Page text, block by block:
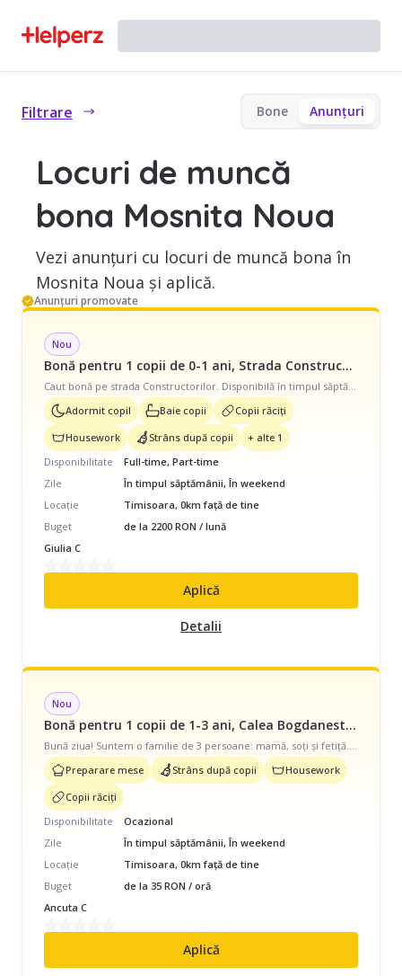
Filtrare Bone Anunțuri
Locuri de muncă
bona Mosnita Noua
Vezi anunțuri cu locuri de muncă bona în
Mosnita Noua și aplică.
Anunțuri promovate
Nou
Bonă pentru 1 copii de 0-1 ani, Strada Constructorilor, Full Time, începând cu 3900 lei/lună
Caut bonă pe strada Constructorilor. Disponibilă în timpul săptămânii și în weekend, program full-time. Avem nevoie de ajutor pentru 1 copil de 4 luni si dorim o colaborare de lunga durata.Avem nevoie de ajutor și cu să adoarmă copilul, băiță, îngrijire copii răciți, treburile casei, strâns după copil și prepararea mâncării.
Adormit copil
Baie copii
Copii răciți
Housework
Strâns după copii
+ alte 1
Disponibilitate
Full-time, Part-time
Zile
În timpul săptămânii, În weekend
Locație
Timisoara, 0km față de tine
Buget
de la 2200 RON / lună
Giulia C
Aplică
Detalii
Nou
Bonă pentru 1 copii de 1-3 ani, Calea Bogdanestilor, Timisoara, Romania, Ocazional, începând cu 35 lei/oră
Preparare mese
Strâns după copii
Housework
Copii răciți
Disponibilitate
Ocazional
Zile
În timpul săptămânii, În weekend
Locație
Timisoara, 0km față de tine
Buget
de la 35 RON / oră
Ancuta C
Aplică